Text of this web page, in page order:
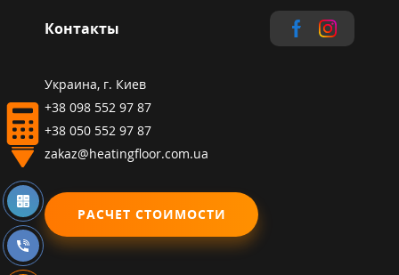
Контакты
Украина, г. Киев
+38 098 552 97 87
+38 050 552 97 87
zakaz@heatingfloor.com.ua
РАСЧЕТ СТОИМОСТИ